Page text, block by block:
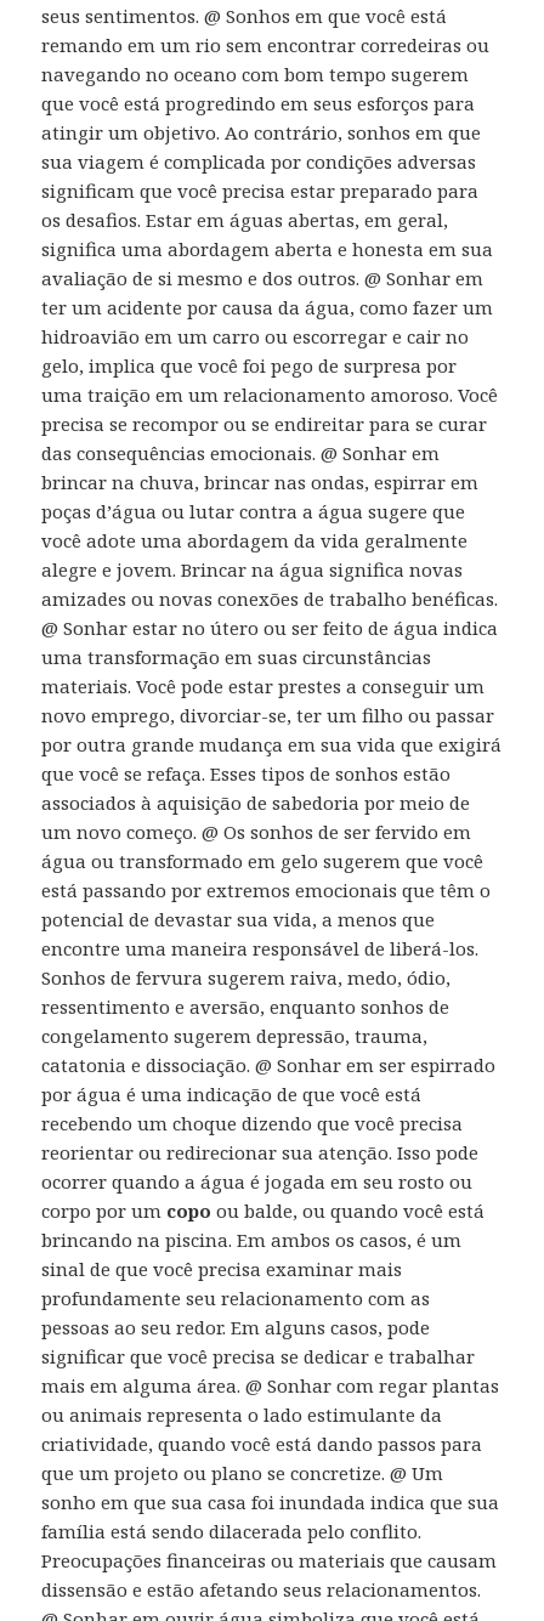
seus sentimentos. @ Sonhos em que você está
remando em um rio sem encontrar corredeiras ou
navegando no oceano com bom tempo sugerem
que você está progredindo em seus esforços para
atingir um objetivo. Ao contrário, sonhos em que
sua viagem é complicada por condições adversas
significam que você precisa estar preparado para
os desafios. Estar em águas abertas, em geral,
significa uma abordagem aberta e honesta em sua
avaliação de si mesmo e dos outros. @ Sonhar em
ter um acidente por causa da água, como fazer um
hidroavião em um carro ou escorregar e cair no
gelo, implica que você foi pego de surpresa por
uma traição em um relacionamento amoroso. Você
precisa se recompor ou se endireitar para se curar
das consequências emocionais. @ Sonhar em
brincar na chuva, brincar nas ondas, espirrar em
poças d’água ou lutar contra a água sugere que
você adote uma abordagem da vida geralmente
alegre e jovem. Brincar na água significa novas
amizades ou novas conexões de trabalho benéficas.
@ Sonhar estar no útero ou ser feito de água indica
uma transformação em suas circunstâncias
materiais. Você pode estar prestes a conseguir um
novo emprego, divorciar-se, ter um filho ou passar
por outra grande mudança em sua vida que exigirá
que você se refaça. Esses tipos de sonhos estão
associados à aquisição de sabedoria por meio de
um novo começo. @ Os sonhos de ser fervido em
água ou transformado em gelo sugerem que você
está passando por extremos emocionais que têm o
potencial de devastar sua vida, a menos que
encontre uma maneira responsável de liberá-los.
Sonhos de fervura sugerem raiva, medo, ódio,
ressentimento e aversão, enquanto sonhos de
congelamento sugerem depressão, trauma,
catatonia e dissociação. @ Sonhar em ser espirrado
por água é uma indicação de que você está
recebendo um choque dizendo que você precisa
reorientar ou redirecionar sua atenção. Isso pode
ocorrer quando a água é jogada em seu rosto ou
corpo por um copo ou balde, ou quando você está
brincando na piscina. Em ambos os casos, é um
sinal de que você precisa examinar mais
profundamente seu relacionamento com as
pessoas ao seu redor. Em alguns casos, pode
significar que você precisa se dedicar e trabalhar
mais em alguma área. @ Sonhar com regar plantas
ou animais representa o lado estimulante da
criatividade, quando você está dando passos para
que um projeto ou plano se concretize. @ Um
sonho em que sua casa foi inundada indica que sua
família está sendo dilacerada pelo conflito.
Preocupações financeiras ou materiais que causam
dissensão e estão afetando seus relacionamentos.